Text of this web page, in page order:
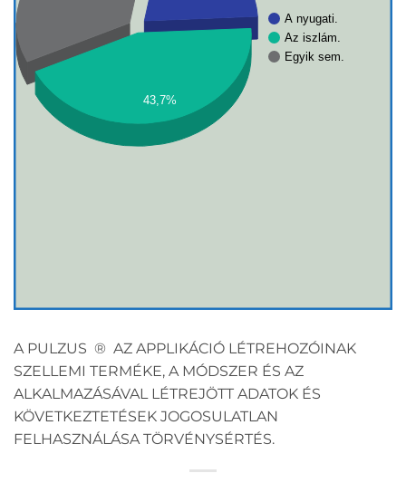
A nyugati.
Az iszlám.
Egyik sem.
43,7%
A PULZUS ® AZ APPLIKÁCIÓ LÉTREHOZÓINAK
SZELLEMI TERMÉKE, A MÓDSZER ÉS AZ
ALKALMAZÁSÁVAL LÉTREJÖTT ADATOK ÉS
KÖVETKEZTETÉSEK JOGOSULATLAN
FELHASZNÁLÁSA TÖRVÉNYSÉRTÉS.